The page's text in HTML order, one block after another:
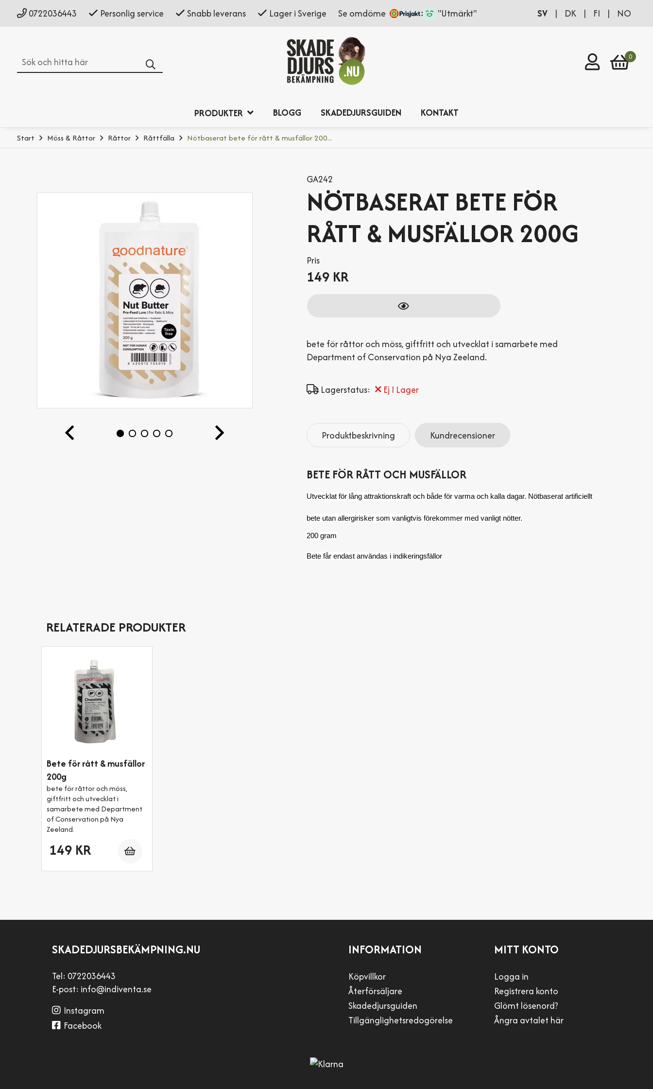
0722036443 Personlig service Snabb leverans Lager i Sverige Se omdöme "Utmärkt" SV | DK | FI | NO
Sök
Logga in
0
PRODUKTER BLOGG SKADEDJURSGUIDEN KONTAKT
Start Möss & Råttor Råttor Råttfälla Nötbaserat bete för rått & musfällor 200...
GA242
NÖTBASERAT BETE FÖR
RÅTT & MUSFÄLLOR 200G
Pris
149 KR
bete för råttor och möss, giftfritt och utvecklat i samarbete med
Department of Conservation på Nya Zeeland.
Lagerstatus: Ej I Lager
Produktbeskrivning Kundrecensioner
BETE FÖR RÅTT OCH MUSFÄLLOR
Utvecklat för lång attraktionskraft och både för varma och kalla dagar. Nötbaserat artificiellt
bete utan allergirisker som vanligtvis förekommer med vanligt nötter.
200 gram
Bete får endast användas i indikeringsfällor
RELATERADE PRODUKTER
Bete för rått & musfällor
200g
bete för råttor och möss,
giftfritt och utvecklat i
samarbete med Department
of Conservation på Nya
Zeeland.
149 KR
SKADEDJURSBEKÄMPNING.NU
Tel: 0722036443
E-post: info@indiventa.se
Instagram
Facebook
INFORMATION
Köpvillkor
Återförsäljare
Skadedjursguiden
Tillgänglighetsredogörelse
MITT KONTO
Logga in
Registrera konto
Glömt lösenord?
Ångra avtalet här